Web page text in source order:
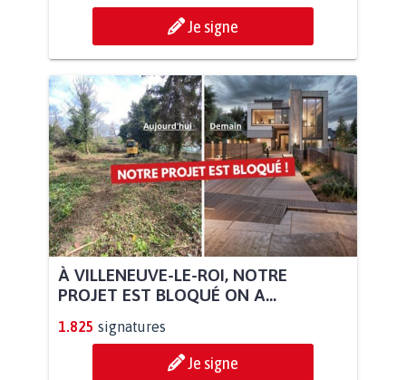
Je signe
À VILLENEUVE-LE-ROI, NOTRE
PROJET EST BLOQUÉ ON A...
1.825 signatures
Je signe